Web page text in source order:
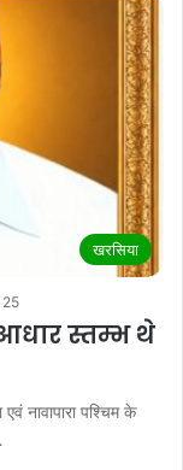
खरसिया
25
स्तम्भ थे
नावापारा पश्चिम के